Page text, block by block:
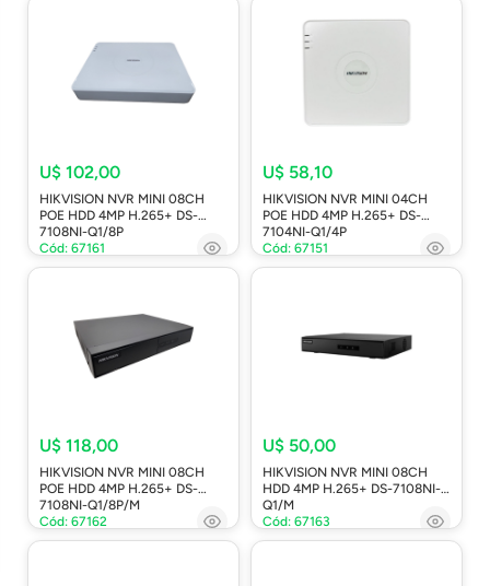
U$ 102,00
HIKVISION NVR MINI 08CH
POE HDD 4MP H.265+ DS-
7108NI-Q1/8P
Cód: 67161
U$ 58,10
HIKVISION NVR MINI 04CH
POE HDD 4MP H.265+ DS-
7104NI-Q1/4P
Cód: 67151
U$ 118,00
HIKVISION NVR MINI 08CH
POE HDD 4MP H.265+ DS-
7108NI-Q1/8P/M
Cód: 67162
U$ 50,00
HIKVISION NVR MINI 08CH
HDD 4MP H.265+ DS-7108NI-
Q1/M
Cód: 67163